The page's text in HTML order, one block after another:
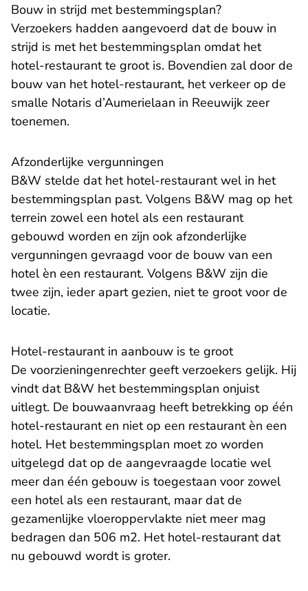
Bouw in strijd met bestemmingsplan?
Verzoekers hadden aangevoerd dat de bouw in
strijd is met het bestemmingsplan omdat het
hotel-restaurant te groot is. Bovendien zal door de
bouw van het hotel-restaurant, het verkeer op de
smalle Notaris d’Aumerielaan in Reeuwijk zeer
toenemen.
Afzonderlijke vergunningen
B&W stelde dat het hotel-restaurant wel in het
bestemmingsplan past. Volgens B&W mag op het
terrein zowel een hotel als een restaurant
gebouwd worden en zijn ook afzonderlijke
vergunningen gevraagd voor de bouw van een
hotel èn een restaurant. Volgens B&W zijn die
twee zijn, ieder apart gezien, niet te groot voor de
locatie.
Hotel-restaurant in aanbouw is te groot
De voorzieningenrechter geeft verzoekers gelijk. Hij
vindt dat B&W het bestemmingsplan onjuist
uitlegt. De bouwaanvraag heeft betrekking op één
hotel-restaurant en niet op een restaurant èn een
hotel. Het bestemmingsplan moet zo worden
uitgelegd dat op de aangevraagde locatie wel
meer dan één gebouw is toegestaan voor zowel
een hotel als een restaurant, maar dat de
gezamenlijke vloeroppervlakte niet meer mag
bedragen dan 506 m2. Het hotel-restaurant dat
nu gebouwd wordt is groter.